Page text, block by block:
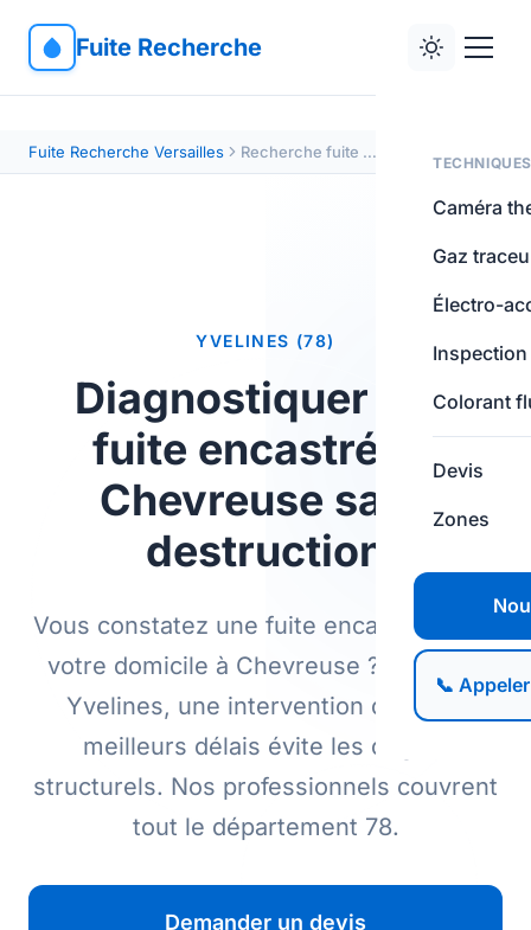
Fuite Recherche
TECHNIQUES
Caméra
Gaz
Électro-
Colorant
Devis
Zones
📞
Fuite Recherche Versailles Recherche fuite Chevreuse — localisation minutieuse
YVELINES (78)
Diagnostiquer une
fuite encastrée à
Chevreuse sans
destruction
Vous constatez une fuite encastrée dans
votre domicile à Chevreuse ? Dans les
Yvelines, une intervention dans les
meilleurs délais évite les dégâts
structurels. Nos professionnels couvrent
tout le département 78.
Demander un devis